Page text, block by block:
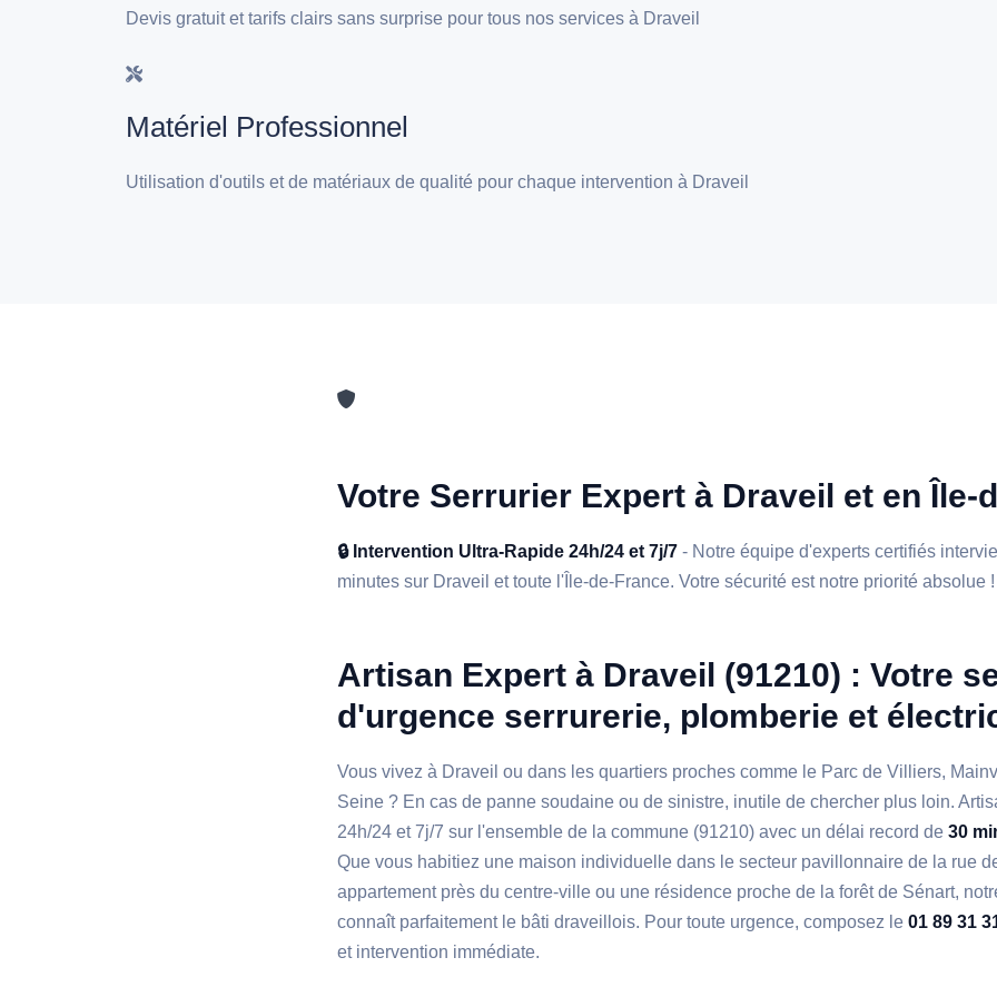
Devis gratuit et tarifs clairs sans surprise pour tous nos services à Draveil
Matériel Professionnel
Utilisation d'outils et de matériaux de qualité pour chaque intervention à Draveil
Votre Serrurier Expert à Draveil et en Île-
🔒 Intervention Ultra-Rapide 24h/24 et 7j/7 - Notre équipe d'experts certifiés
minutes sur Draveil et toute l'Île-de-France. Votre sécurité est notre priorité absolue !
Artisan Expert à Draveil (91210) : Votre
d'urgence serrurerie, plomberie et
Vous vivez à Draveil ou dans les quartiers proches comme le Parc de Villiers,
Seine ? En cas de panne soudaine ou de sinistre, inutile de chercher plus loin.
24h/24 et 7j/7 sur l'ensemble de la commune (91210) avec un délai record de30
Que vous habitiez une maison individuelle dans le secteur pavillonnaire de la rue
appartement près du centre-ville ou une résidence proche de la forêt de Sénart,
connaît parfaitement le bâti draveillois. Pour toute urgence, composez le01 89 31
et intervention immédiate.